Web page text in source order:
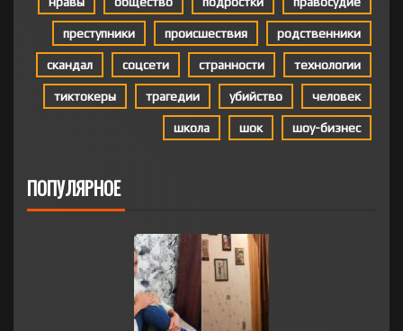
преступники происшествия родственники
скандал соцсети странности технологии
тиктокеры трагедии убийство человек
школа шок шоу-бизнес
ПОПУЛЯРНОЕ